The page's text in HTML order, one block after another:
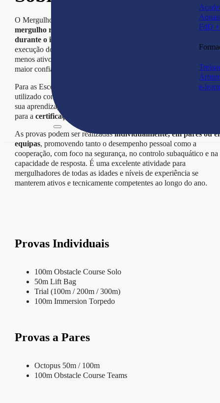
FdD
e-
O Mergulho Desportivo tem como base as
habilidades técnicas
mergulho recreativo
manter a prática regular
durante o inverno
execução dos skills fundamentais. Permite ainda aos
menos ativos
maior confiança e domínio do equipamento.
Para as Escolas de Mergulho, o Mergulho Desportivo pode ser
utilizado como
sua aprendizagem em ambiente de piscina e, posteriormente,
para a certificação em águas abertas
As provas podem ser realizadasindividualmente, em pares ou
equipas, promovendo tanto o desempenho pessoal como a
cooperação, com foco na segurança, no controlo subaquático e na
capacidade de resposta. É uma excelente atividade para
mergulhadores de todas as idades e níveis de experiência se
manterem ativos e tecnicamente competentes ao longo do ano.
Provas Individuais
100m Obstacle Course Solo
50m Lift Bag
Trial (100m / 200m / 300m)
100m Immersion Torpedo
Provas a Pares
Octopus 50m / 100m
100m Obstacle Course Teams